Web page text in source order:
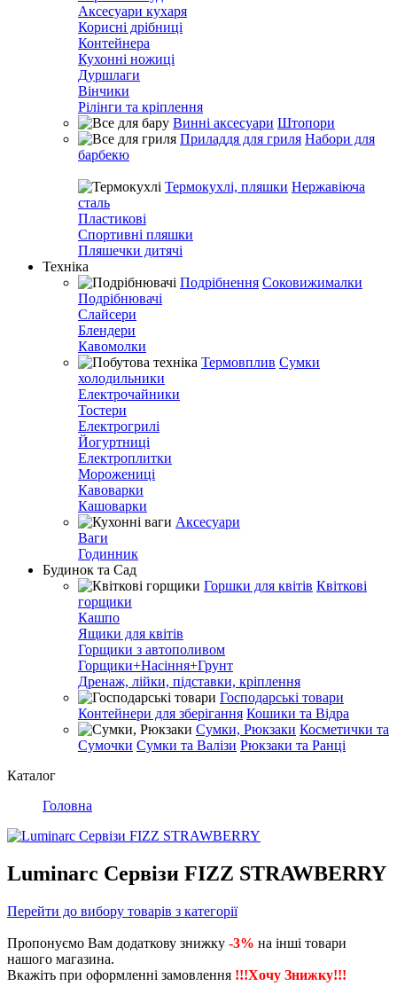
Аксесуари кухаря
Корисні дрібниці
Контейнера
Кухонні ножиці
Дуршлаги
Вінчики
Рілінги та кріплення
Винні аксесуари Штопори
Приладдя для гриля Набори для
барбекю
Термокухлі, пляшки Нержавіюча
сталь
Пластикові
Спортивні пляшки
Пляшечки дитячі
Техніка
Подрібнення Соковижималки
Подрібнювачі
Слайсери
Блендери
Кавомолки
Термовплив Сумки
холодильники
Електрочайники
Тостери
Електрогрилі
Йогуртниці
Електроплитки
Морожениці
Кавоварки
Кашоварки
Аксесуари
Ваги
Годинник
Будинок та Сад
Горшки для квітів Квіткові
горщики
Кашпо
Ящики для квітів
Горщики з автополивом
Горщики+Насіння+Грунт
Дренаж, лійки, підставки, кріплення
Господарські товари
Контейнери для зберігання Кошики та Відра
Сумки, Рюкзаки Косметички та
Сумочки Сумки та Валізи Рюкзаки та Ранці
Каталог
Головна
Luminarc Сервізи FIZZ STRAWBERRY
Перейти до вибору товарів з категорії
Пропонуємо Вам додаткову знижку -3% на інші товари
нашого магазина.
Вкажіть при оформленні замовлення !!!Хочу Знижку!!!